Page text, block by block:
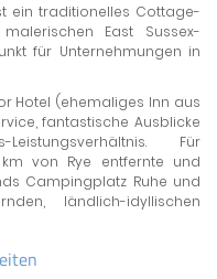
ein traditionelles Cottage-
East Sussex-
für Unternehmungen in
Hotel (ehemaliges Inn aus
fantastische Ausblicke
Für
von Rye entfernte und
Campingplatz Ruhe und
ländlich-idyllischen